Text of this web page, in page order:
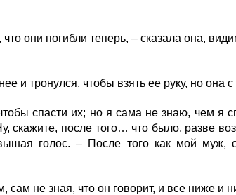
они погибли теперь, – сказала она,
и тронулся, чтобы взять ее руку, но она
спасти их; но я сама не знаю, чем я
после того… что было, разве
голос. – После того как мой муж,
не зная, что он говорит, и все ниже и